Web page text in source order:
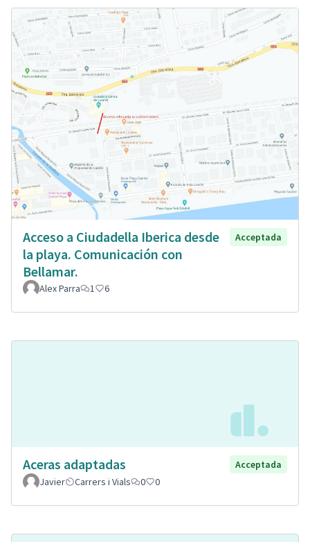
Acceso a Ciudadella Iberica desde
la playa. Comunicación con
Bellamar.
Acceptada
Alex Parra 1 6
Aceras adaptadas
Acceptada
Javier
Carrers i Vials 0 0